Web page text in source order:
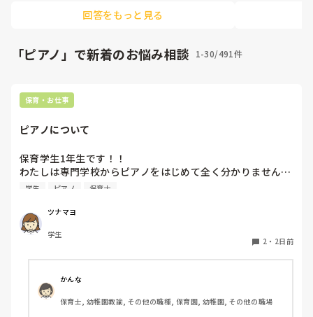
回答をもっと見る
「ピアノ」で新着のお悩み相談 1-30/491件
保育・お仕事
ピアノについて
保育学生1年生です！！
わたしは専門学校からピアノをはじめて全く分かりません…
ピアノはとりあえず弾きまくれ！と言われましたがいまいち
にもこんな苦戦してる人はじめて見たと言われる始末です🥲︎
保育士になって弾かなきゃいけないと考えるだけでゾッとし
ます😭
安です、
学生 ピアノ 保育士
ツナマヨ
学生
2 ・ 2日前
かんな
保育士, 幼稚園教諭, その他の職種, 保育園, 幼稚園, その他の職場